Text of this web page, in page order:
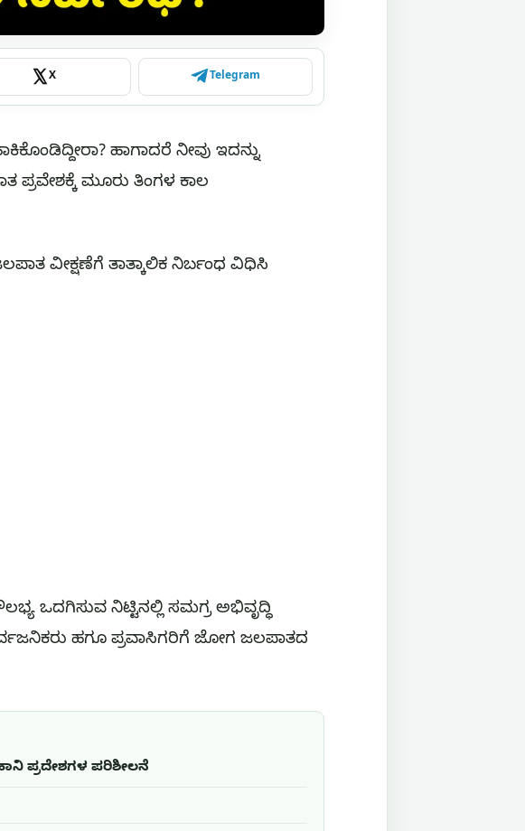
X Telegram
ಹಾಗಾದರೆ ನೀವು ಇದನ್ನು
ಮೂರು ತಿಂಗಳ ಕಾಲ
ವೀಕ್ಷಣೆಗೆ ತಾತ್ಕಾಲಿಕ ನಿರ್ಬಂಧ ವಿಧಿಸಿ
ಒದಗಿಸುವ ನಿಟ್ಟಿನಲ್ಲಿ ಸಮಗ್ರ ಅಭಿವೃದ್ಧಿ
ಹಗೂ ಪ್ರವಾಸಿಗರಿಗೆ ಜೋಗ ಜಲಪಾತದ
ಪ್ರದೇಶಗಳ ಪರಿಶೀಲನೆ